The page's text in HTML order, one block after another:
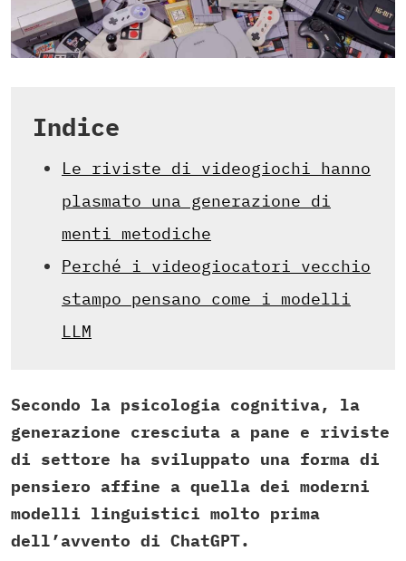
Indice
Le riviste di videogiochi hanno
plasmato una generazione di
menti metodiche
Perché i videogiocatori vecchio
stampo pensano come i modelli
LLM
Secondo la psicologia cognitiva, la
generazione cresciuta a pane e riviste
di settore ha sviluppato una forma di
pensiero affine a quella dei moderni
modelli linguistici molto prima
dell’avvento di ChatGPT.